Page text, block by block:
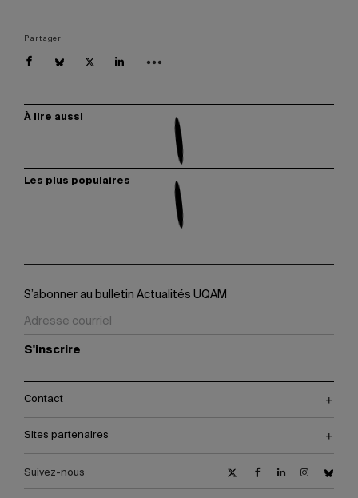
Partager
À lire aussi
Les plus populaires
S’abonner au bulletin Actualités UQAM
S'inscrire
Contact
Sites partenaires
Suivez-nous